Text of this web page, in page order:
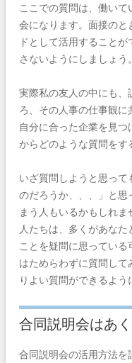
ここでの質問は、働い
会になります。面接のと
ドとして活用すること
さないようにしましょう。
実際私の友人の中にも、
ろ、その人事の仕事観に
自分に合った企業を見
からどのような質問をす
いざ質問しようと思っ
のだろうか、、、」と思
まう人もいるかもしれ
人たちは、多くがあな
ことを疑問に思ってい
はためらわずに質問して
りよい質問ができるよう
合同説明会はあ
合同説明会の活用方法を